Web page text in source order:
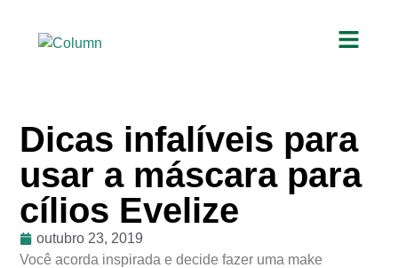
Dicas infalíveis para
usar a máscara para
cílios Evelize
outubro 23, 2019
Você acorda inspirada e decide fazer uma make